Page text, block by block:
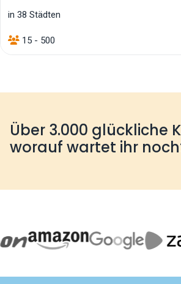
in 38 Städten
15 - 500
Über 3.000 glückliche
worauf wartet ihr